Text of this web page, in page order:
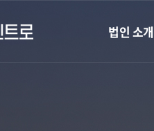
법인 소개